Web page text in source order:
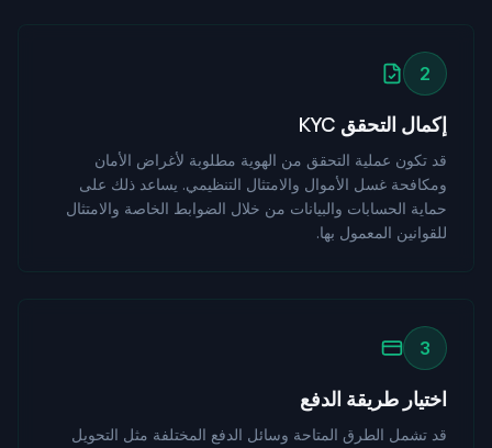
2
إكمال التحقق KYC
قد تكون عملية التحقق من الهوية مطلوبة لأغراض الأمان
ومكافحة غسل الأموال والامتثال التنظيمي. يساعد ذلك على
حماية الحسابات والبيانات من خلال الضوابط الخاصة والامتثال
للقوانين المعمول بها.
3
اختيار طريقة الدفع
قد تشمل الطرق المتاحة وسائل الدفع المختلفة مثل التحويل